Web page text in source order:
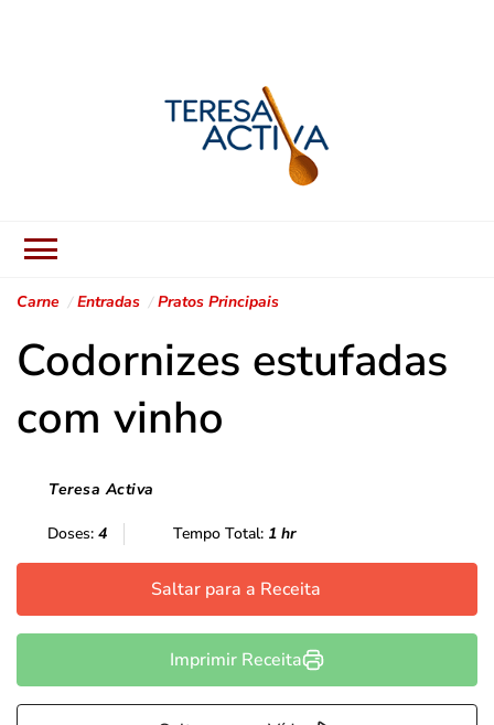
Carne Entradas Pratos Principais
Codornizes estufadas
com vinho
Teresa Activa
Doses: 4 Tempo Total: 1 hr
Saltar para a Receita
Imprimir Receita